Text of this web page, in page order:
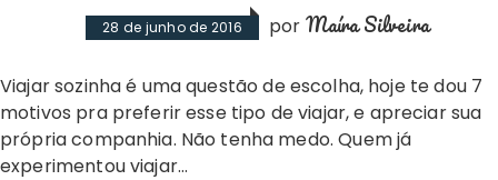
28 de junho de 2016 por Maíra Silveira
Viajar sozinha é uma questão de escolha, hoje te dou 7
motivos pra preferir esse tipo de viajar, e apreciar sua
própria companhia. Não tenha medo. Quem já
experimentou viajar…